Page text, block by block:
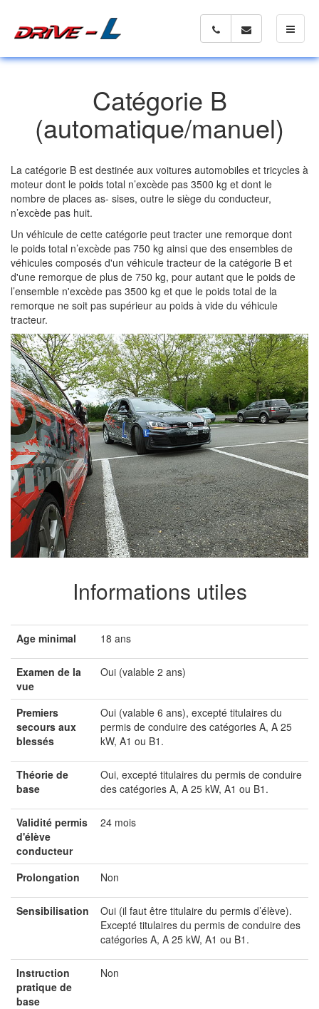
Toggle
Catégorie B
(automatique/manuel)
La catégorie B est destinée aux voitures automobiles et tricycles à
moteur dont le poids total n’excède pas 3500 kg et dont le
nombre de places as- sises, outre le siège du conducteur,
n’excède pas huit.
Un véhicule de cette catégorie peut tracter une remorque dont
le poids total n’excède pas 750 kg ainsi que des ensembles de
véhicules composés d'un véhicule tracteur de la catégorie B et
d'une remorque de plus de 750 kg, pour autant que le poids de
l’ensemble n'excède pas 3500 kg et que le poids total de la
remorque ne soit pas supérieur au poids à vide du véhicule
tracteur.
Informations utiles
Age minimal 18 ans
Examen de la
vue
Oui (valable 2 ans)
Premiers
secours aux
blessés
Oui (valable 6 ans), excepté titulaires du
permis de conduire des catégories A, A 25
kW, A1 ou B1.
Théorie de
base
Oui, excepté titulaires du permis de conduire
des catégories A, A 25 kW, A1 ou B1.
Validité permis
d'élève
conducteur
24 mois
Prolongation Non
Sensibilisation
Oui (il faut être titulaire du permis d’élève).
Excepté titulaires du permis de conduire des
catégories A, A 25 kW, A1 ou B1.
Instruction
pratique de
base
Non